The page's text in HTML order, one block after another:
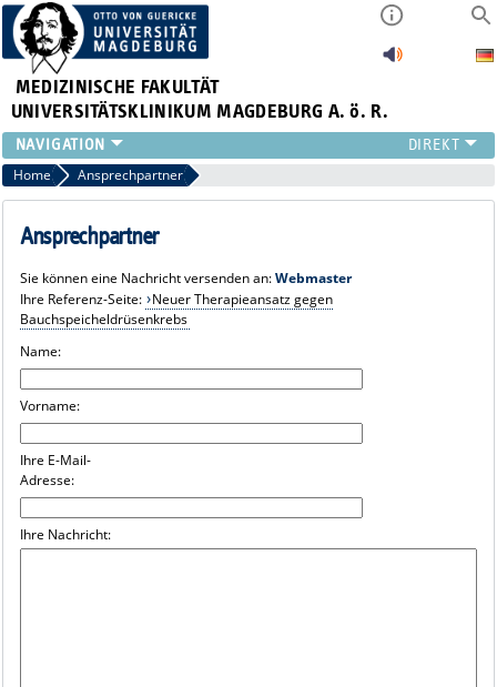
MEDIZINISCHE FAKULTÄT
UNIVERSITÄTSKLINIKUM MAGDEBURG A. ö. R.
INSTITUTE
KLINIKEN
ZENTRALE EINRICHTUNGEN
PRESSE
ÜBER UNS
INTRANET
Home Ansprechpartner
Ansprechpartner
Sie können eine Nachricht versenden an:Webmaster
Ihre Referenz-Seite: Neuer Therapieansatz gegen
Bauchspeicheldrüsenkrebs
Name:
Vorname:
Ihre E-Mail-
Adresse:
Ihre Nachricht: